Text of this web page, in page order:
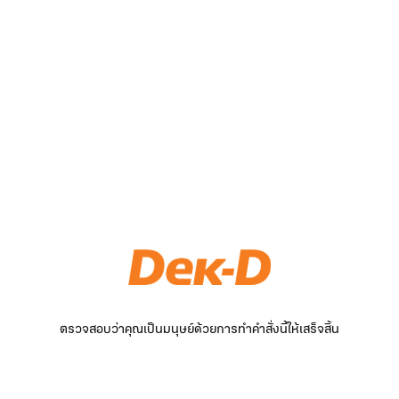
ตรวจสอบว่าคุณเป็นมนุษย์ด้วยการทำคำสั่งนี้ให้เสร็จสิ้น